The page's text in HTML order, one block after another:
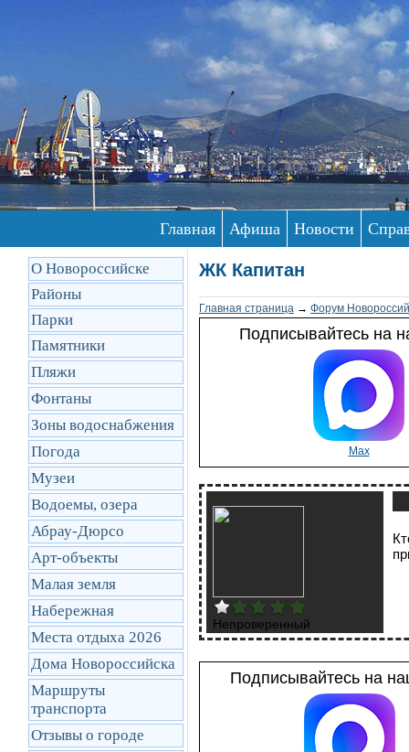
Главная Афиша Новости
О Новороссийске
Районы
Парки
Памятники
Пляжи
Фонтаны
Зоны водоснабжения
Погода
Музеи
Водоемы, озера
Абрау-Дюрсо
Арт-объекты
Малая земля
Набережная
Места отдыха 2026
Дома Новороссийска
Маршруты
транcпорта
Отзывы о городе
ЖК Капитан
Главная страница → Форум
Подписывайтесь на
Max
Непроверенный
Подписывайтесь на